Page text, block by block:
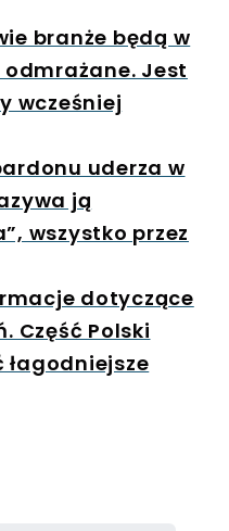
branże będą w
Jest
wcześniej
uderza w
ją
wszystko przez
dotyczące
Część Polski
łagodniejsze